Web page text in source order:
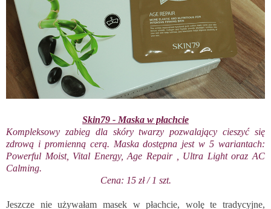
Skin79 - Maska w płachcie
Kompleksowy zabieg dla skóry twarzy pozwalający cieszyć się
zdrową i promienną cerą. Maska dostępna jest w 5 wariantach:
Powerful Moist, Vital Energy, Age Repair , Ultra Light oraz AC
Calming.
Cena: 15 zł / 1 szt.
Jeszcze nie używałam masek w płachcie, wolę te tradycyjne,